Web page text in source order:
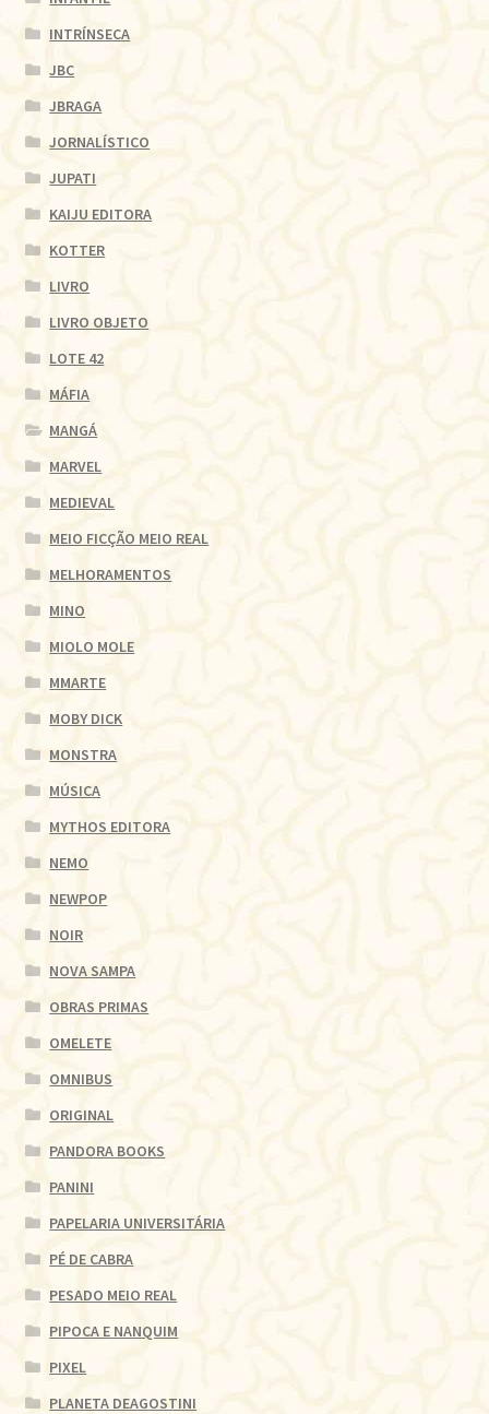
INTRÍNSECA
JBC
JBRAGA
JORNALÍSTICO
JUPATI
KAIJU EDITORA
KOTTER
LIVRO
LIVRO OBJETO
LOTE 42
MÁFIA
MANGÁ
MARVEL
MEDIEVAL
MEIO FICÇÃO MEIO REAL
MELHORAMENTOS
MINO
MIOLO MOLE
MMARTE
MOBY DICK
MONSTRA
MÚSICA
MYTHOS EDITORA
NEMO
NEWPOP
NOIR
NOVA SAMPA
OBRAS PRIMAS
OMELETE
OMNIBUS
ORIGINAL
PANDORA BOOKS
PANINI
PAPELARIA UNIVERSITÁRIA
PÉ DE CABRA
PESADO MEIO REAL
PIPOCA E NANQUIM
PIXEL
PLANETA DEAGOSTINI